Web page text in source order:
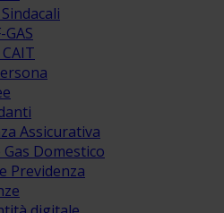
Assicurativa
Gas Domestico
Previdenza